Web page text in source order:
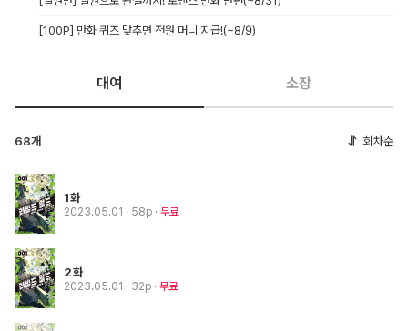
[100P] 만화 퀴즈 맞추면 전원 머니 지급!(~8/9)
대여 소장
68개 회차순
1화
2023.05.01 · 58p 무료
2화
2023.05.01 · 32p 무료